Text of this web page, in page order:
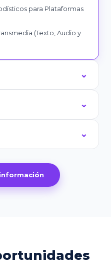
para Plataformas
(Texto, Audio y